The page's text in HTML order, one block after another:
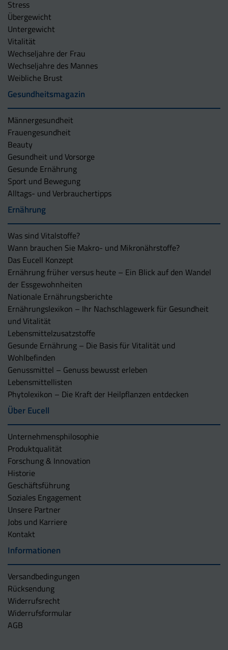
Stress
Übergewicht
Untergewicht
Vitalität
Wechseljahre der Frau
Wechseljahre des Mannes
Weibliche Brust
Gesundheitsmagazin
Männergesundheit
Frauengesundheit
Beauty
Gesundheit und Vorsorge
Gesunde Ernährung
Sport und Bewegung
Alltags- und Verbrauchertipps
Ernährung
Was sind Vitalstoffe?
Wann brauchen Sie Makro- und Mikronährstoffe?
Das Eucell Konzept
Ernährung früher versus heute – Ein Blick auf den Wandel
der Essgewohnheiten
Nationale Ernährungsberichte
Ernährungslexikon – Ihr Nachschlagewerk für Gesundheit
und Vitalität
Lebensmittelzusatzstoffe
Gesunde Ernährung – Die Basis für Vitalität und
Wohlbefinden
Genussmittel – Genuss bewusst erleben
Lebensmittellisten
Phytolexikon – Die Kraft der Heilpflanzen entdecken
Über Eucell
Unternehmens­philosophie
Produktqualität
Forschung & Innovation
Historie
Geschäftsführung
Soziales Engagement
Unsere Partner
Jobs und Karriere
Kontakt
Informationen
Versandbedingungen
Rücksendung
Widerrufsrecht
Widerrufsformular
AGB